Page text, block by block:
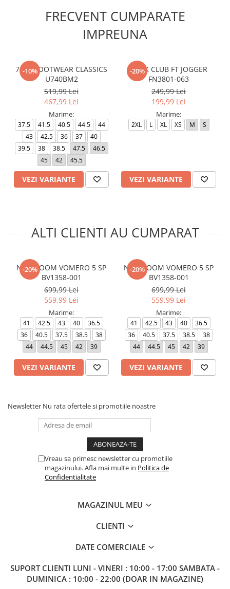
FRECVENT CUMPARATE
IMPREUNA
-10%
740 - FOOTWEAR CLASSICS
U740BM2
519,99 Lei
467,99 Lei
Marime:
37.5 41.5 40.5 44.5
44
43
42.5 36 37
40
39.5
38 38.5 47.5
46.5
45
42 45.5
VEZI VARIANTE
-20%
M NK CLUB FT JOGGER
FN3801-063
249,99 Lei
199,99 Lei
Marime:
2XL L XL XS M S
VEZI VARIANTE
ALTI CLIENTI AU CUMPARAT
-20%
NIKE ZOOM VOMERO 5 SP
BV1358-001
699,99 Lei
559,99 Lei
Marime:
41 42.5 43 40
36.5
36
40.5 37.5 38.5
38
44
44.5 45 42 39
VEZI VARIANTE
-20%
NIKE ZOOM VOMERO 5 SP
BV1358-001
699,99 Lei
559,99 Lei
Marime:
41 42.5 43 40
36.5
36
40.5 37.5 38.5
38
44
44.5 45 42 39
VEZI VARIANTE
Newsletter Nu rata ofertele si promotiile noastre
Vreau sa primesc newsletter cu promotiile
magazinului. Afla mai multe in Politica de
Confidentialitate
MAGAZINUL MEU
CLIENTI
DATE COMERCIALE
SUPORT CLIENTI LUNI - VINERI : 10:00 - 17:00 SAMBATA -
DUMINICA : 10:00 - 22:00 (DOAR IN MAGAZINE)